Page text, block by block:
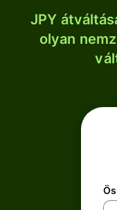
JPY
olyan